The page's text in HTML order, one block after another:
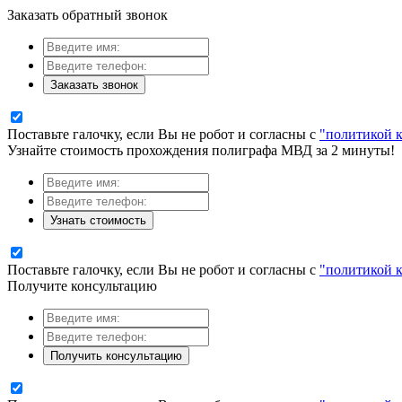
Заказать обратный звонок
Заказать звонок
Поставьте галочку, если Вы не робот и согласны с "политикой
Узнайте стоимость прохождения полиграфа МВД за 2 минуты!
Узнать стоимость
Поставьте галочку, если Вы не робот и согласны с "политикой
Получите консультацию
Получить консультацию